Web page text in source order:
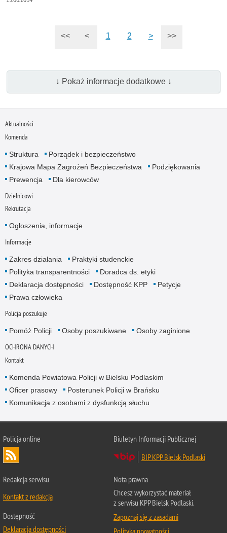
<< < 1 2 > >>
↓ Pokaż informacje dodatkowe ↓
Aktualności
Komenda
Struktura
Porządek i bezpieczeństwo
Krajowa Mapa Zagrożeń Bezpieczeństwa
Podziękowania
Prewencja
Dla kierowców
Dzielnicowi
Rekrutacja
Ogłoszenia, informacje
Informacje
Zakres działania
Praktyki studenckie
Polityka transparentności
Doradca ds. etyki
Deklaracja dostępności
Dostępność KPP
Petycje
Prawa człowieka
Policja poszukuje
Pomóż Policji Osoby poszukiwane Osoby zaginione
OCHRONA DANYCH
Kontakt
Komenda Powiatowa Policji w Bielsku Podlaskim
Oficer prasowy
Posterunek Policji w Brańsku
Komunikacja z osobami z dysfunkcją słuchu
Policja online
Biuletyn Informacji Publicznej
BIP KPP Bielsk Podlaski
Redakcja serwisu
Kontakt z redakcją
Dostępność
Deklaracja dostępności
Nota prawna
Chcesz wykorzystać materiał
z serwisu KPP Bielsk Podlaski.
Zapoznaj się z zasadami